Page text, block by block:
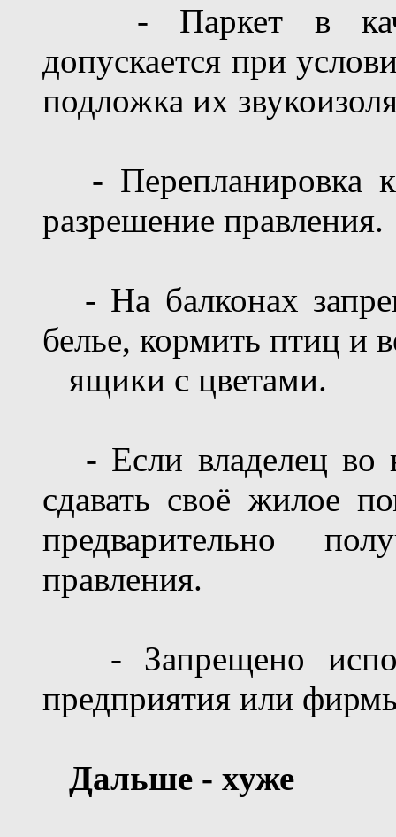
- Паркет в
допускается при
подложка их
- Перепланировка
разрешение правления.
- На балконах
белье, кормить птиц и
ящики с цветами.
- Если владелец во
сдавать своё жилое
предварительно
правления.
- Запрещено
предприятия или
Дальше - хуже